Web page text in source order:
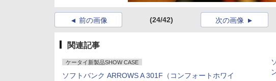
前の画像 (24/42) 次の画像
関連記事
ケータイ新製品SHOW CASE
ソフトバンク ARROWS A 301F（コンフォートホワイ